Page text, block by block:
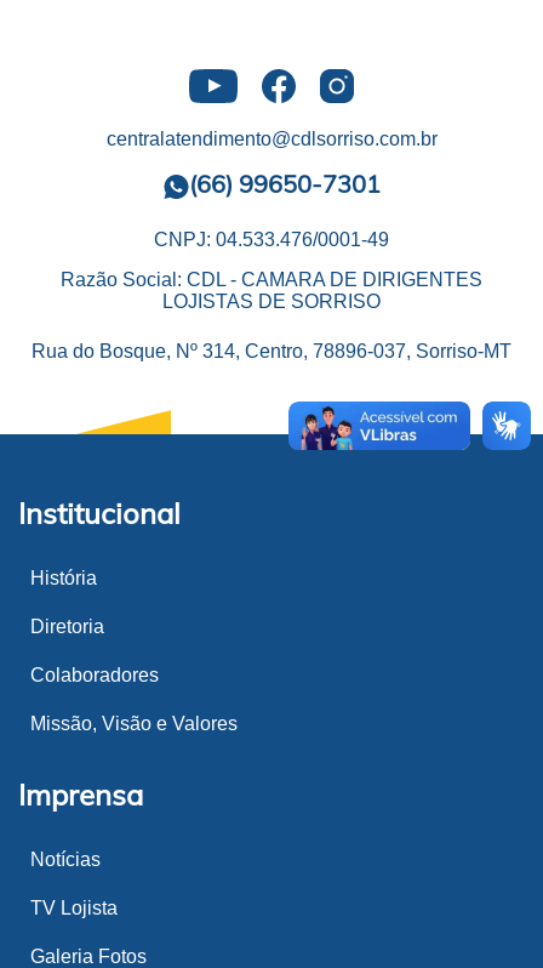
centralatendimento@cdlsorriso.com.br
(66) 99650-7301
CNPJ: 04.533.476/0001-49
Razão Social: CDL - CAMARA DE DIRIGENTES
LOJISTAS DE SORRISO
Rua do Bosque, Nº 314, Centro, 78896-037, Sorriso-MT
Institucional
História
Diretoria
Colaboradores
Missão, Visão e Valores
Imprensa
Notícias
TV Lojista
Galeria Fotos